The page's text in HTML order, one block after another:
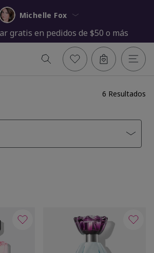
Michelle Fox
gratis en pedidos de $50 o más
6 Resultados